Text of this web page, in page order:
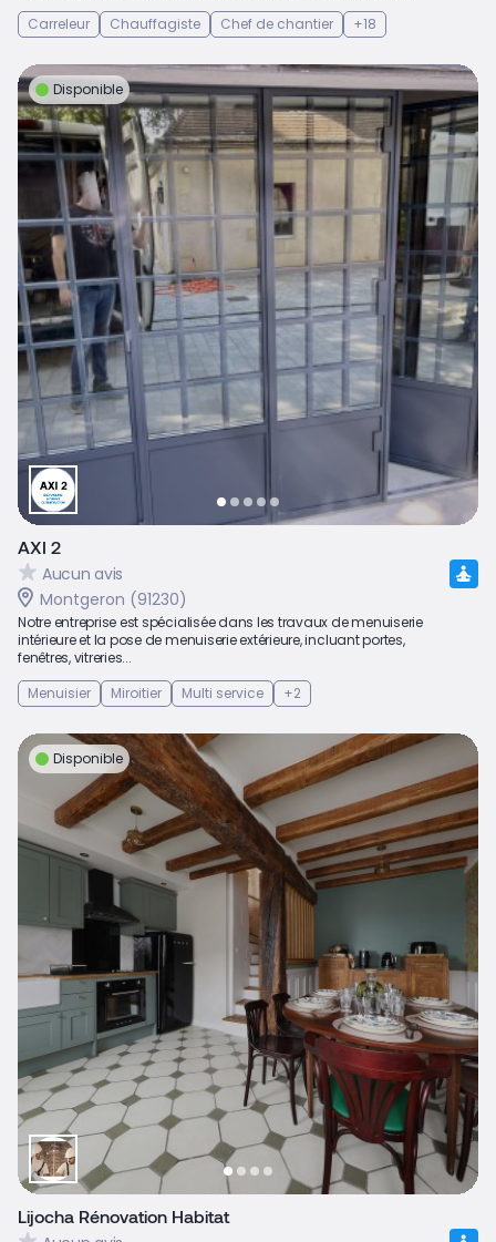
Carreleur
Chauffagiste Chef de chantier +18
Disponible
AXI 2
Aucun avis
Montgeron (91230)
Notre entreprise est spécialisée dans les travaux de menuiserie
intérieure et la pose de menuiserie extérieure, incluant portes,
fenêtres, vitreries...
Menuisier
Miroitier Multi service +2
Disponible
Lijocha Rénovation Habitat